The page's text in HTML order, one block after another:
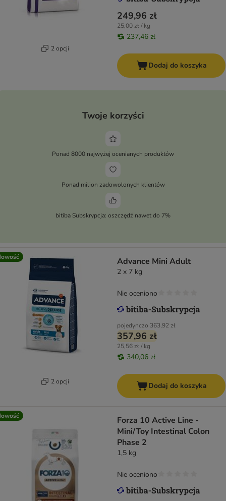
2 opcji
249,96 zł
25,00 zł / kg
237,46 zł
Dodaj do koszyka
Twoje korzyści
Ponad 8000 najwyżej ocenianych produktów
Ponad milion zadowolonych klientów
bitiba Subskrypcja: oszczędź nawet do 7%
2 opcji
Advance Mini Adult
2 x 7 kg
pojedynczo 363,92 zł
357,96 zł
25,56 zł / kg
340,06 zł
Nie oceniono
Dodaj do koszyka
Forza 10 Active Line -
Mini/Toy Intestinal Colon
Phase 2
1,5 kg
Nie oceniono